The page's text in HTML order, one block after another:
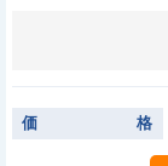
価 格